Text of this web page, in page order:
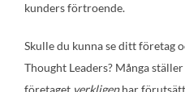
kunders förtroende.
Skulle du kunna se ditt företag
Thought Leaders? Många
företaget verkligenhar